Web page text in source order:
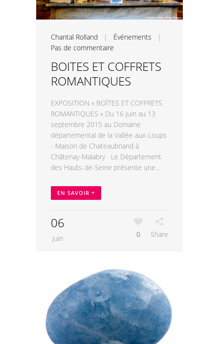
Chantal Rolland | Événements |
Pas de commentaire
BOITES ET COFFRETS
ROMANTIQUES
EXPOSITION « BOÎTES ET COFFRETS
ROMANTIQUES » Du 16 juin au 13
septembre 2015 au Domaine
départemental de la Vallée-aux-Loups
- Maison de Chateaubriand à
Châtenay-Malabry Le Département
des Hauts-de-Seine présente une...
EN SAVOIR +
06
juin 0 Share